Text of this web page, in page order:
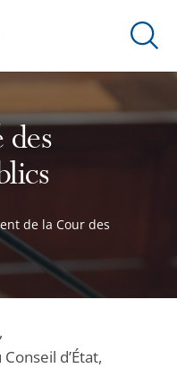
Ouvrir
de
des
de la Cour des
d’État,